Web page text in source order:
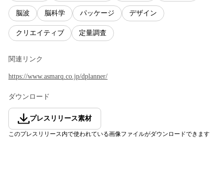
脳波 脳科学 パッケージ デザイン
クリエイティブ 定量調査
関連リンク
https://www.asmarq.co.jp/dplanner/
ダウンロード
プレスリリース素材
このプレスリリース内で使われている画像ファイルがダウンロードできます